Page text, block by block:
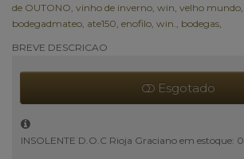
de OUTONO vinho de inverno win velho mundo
bodegadmateo ate150 enofilo win. bodegas
BREVE DESCRICAO
Esgotado
INSOLENTE D.O.C Rioja Graciano em estoque: 0